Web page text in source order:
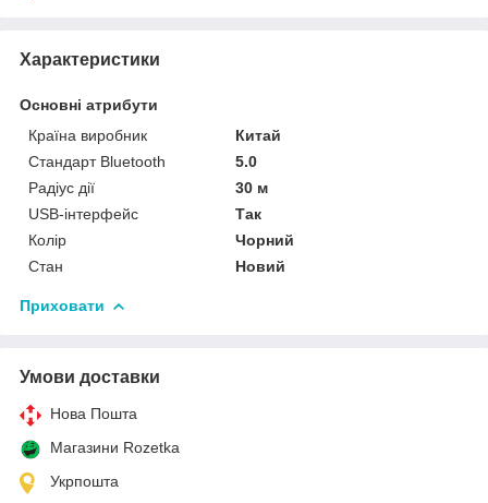
Характеристики
Основні атрибути
Країна виробник
Китай
Стандарт Bluetooth
5.0
Радіус дії
30 м
USB-інтерфейс
Так
Колір
Чорний
Стан
Новий
Приховати
Умови доставки
Нова Пошта
Магазини Rozetka
Укрпошта